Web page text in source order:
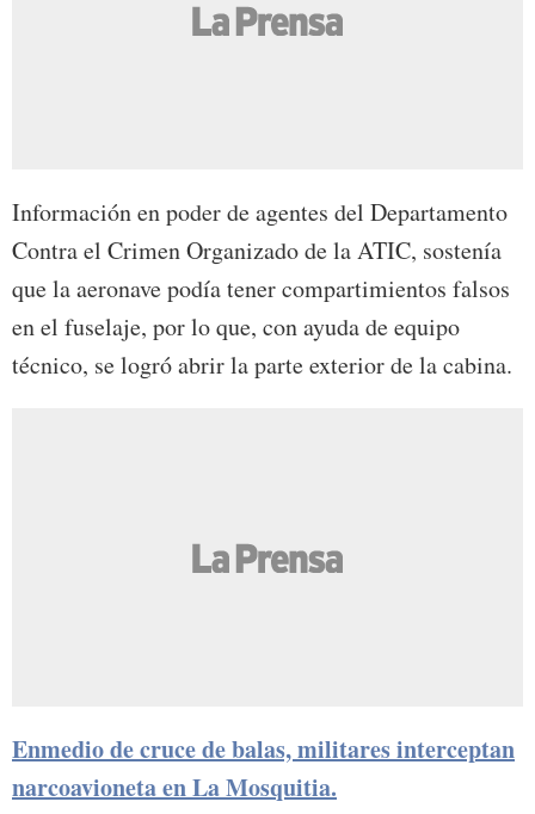
Información en poder de agentes del Departamento
Contra el Crimen Organizado de la ATIC, sostenía
que la aeronave podía tener compartimientos falsos
en el fuselaje, por lo que, con ayuda de equipo
técnico, se logró abrir la parte exterior de la cabina.
Enmedio de cruce de balas, militares interceptan
narcoavioneta en La Mosquitia.